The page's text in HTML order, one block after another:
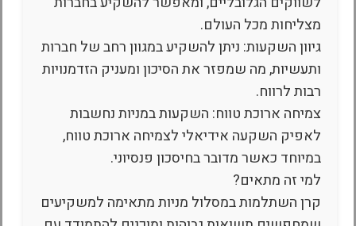
מצליחות מכל העולם.
גיוון השקעות: ניתן להשקיע במגוון רחב של חברות
ותעשיות, מה שמפזר את הסיכון ומעניק הזדמנויות
רבות לרווח.
צמיחה ארוכת טווח: השקעות במניות נחשבות
לאפיק השקעה אידיאלי לצמיחה ארוכת טווח,
במיוחד כאשר מדובר בחיסכון פנסיוני.
למי זה מתאים?
קרן השתלמות במסלול מניות מתאימה למשקיעים